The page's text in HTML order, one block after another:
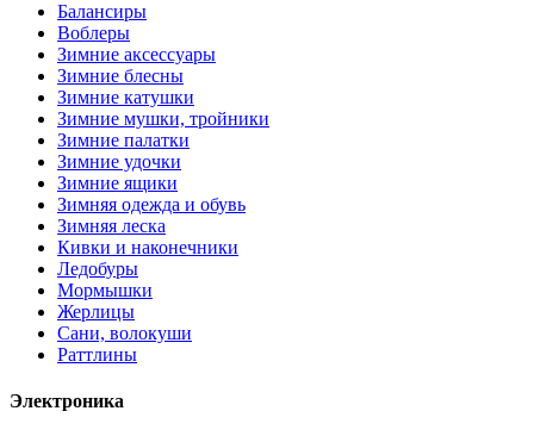
Балансиры
Воблеры
Зимние аксессуары
Зимние блесны
Зимние катушки
Зимние мушки, тройники
Зимние палатки
Зимние удочки
Зимние ящики
Зимняя одежда и обувь
Зимняя леска
Кивки и наконечники
Ледобуры
Мормышки
Жерлицы
Сани, волокуши
Раттлины
Электроника